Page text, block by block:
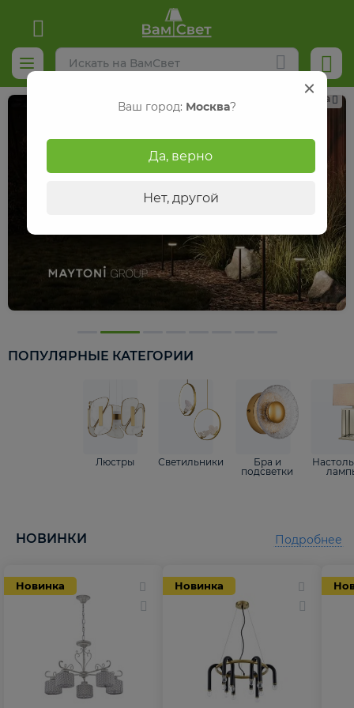
Реклама
ПОПУЛЯРНЫЕ КАТЕГОРИИ
Люстры Светильники
Бра и
подсветки
НОВИНКИ
Новинка Новинка
Подробнее
Ваш город: Москва?
Да, верно
Нет, другой